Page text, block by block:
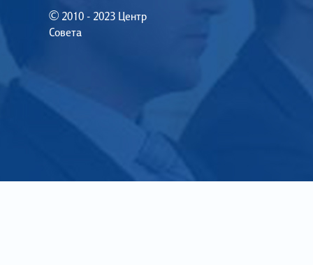
© 2010 - 2023 Центр
Совета